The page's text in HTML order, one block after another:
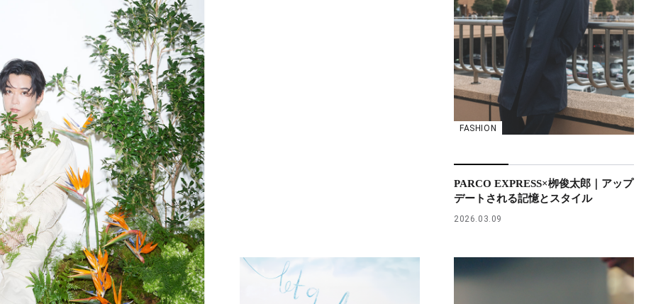
FASHION
PARCO EXPRESS×栁俊太郎｜アップ
デートされる記憶とスタイル
2026.03.09